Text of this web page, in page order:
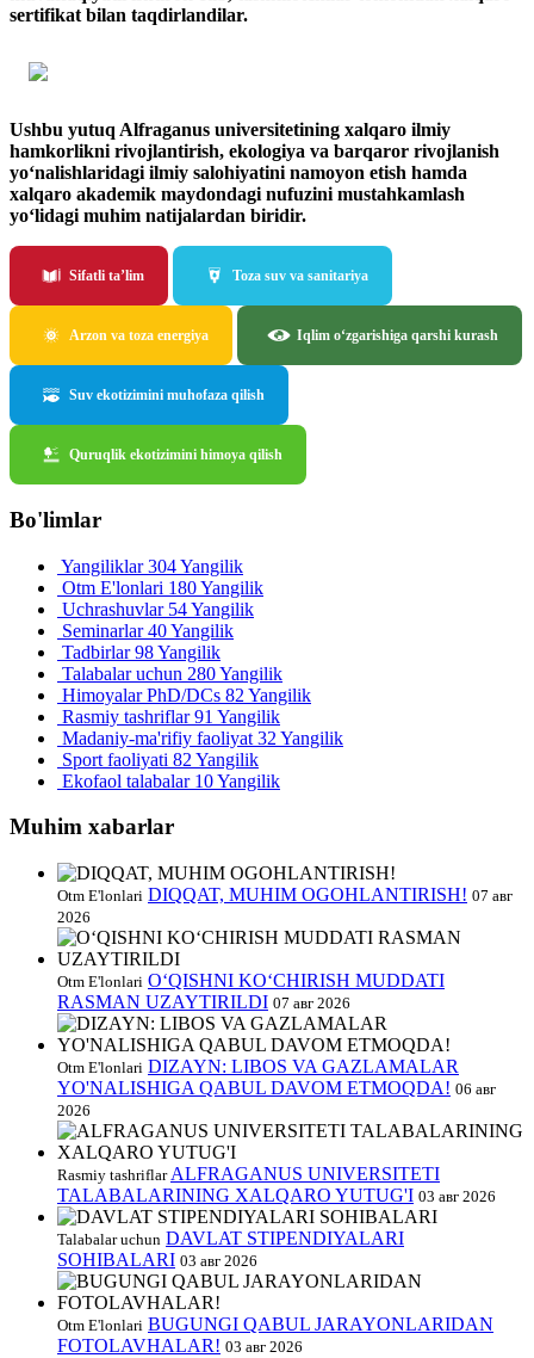
sertifikat bilan taqdirlandilar.
Ushbu yutuq Alfraganus universitetining xalqaro ilmiy
hamkorlikni rivojlantirish, ekologiya va barqaror rivojlanish
yo‘nalishlaridagi ilmiy salohiyatini namoyon etish hamda
xalqaro akademik maydondagi nufuzini mustahkamlash
yo‘lidagi muhim natijalardan biridir.
Sifatli ta’lim Toza suv va sanitariya
Arzon va toza energiya Iqlim o‘zgarishiga qarshi kurash
Suv ekotizimini muhofaza qilish
Quruqlik ekotizimini himoya qilish
Bo'limlar
Yangiliklar304 Yangilik
Otm E'lonlari 180 Yangilik
Uchrashuvlar 54 Yangilik
Seminarlar40 Yangilik
Tadbirlar98 Yangilik
Talabalar uchun 280 Yangilik
Himoyalar PhD/DCs 82 Yangilik
Rasmiy tashriflar91 Yangilik
Madaniy-ma'rifiy faoliyat 32 Yangilik
Sport faoliyati 82 Yangilik
Ekofaol talabalar 10 Yangilik
Muhim xabarlar
Otm E'lonlari DIQQAT, MUHIM OGOHLANTIRISH! 07 авг
2026
Otm E'lonlari O‘QISHNI KO‘CHIRISH MUDDATI
RASMAN UZAYTIRILDI 07 авг 2026
Otm E'lonlari DIZAYN: LIBOS VA GAZLAMALAR
YO'NALISHIGA QABUL DAVOM ETMOQDA! 06 авг
2026
Rasmiy tashriflar ALFRAGANUS UNIVERSITETI
TALABALARINING XALQARO YUTUG'I 03 авг 2026
Talabalar uchun DAVLAT STIPENDIYALARI
SOHIBALARI 03 авг 2026
Otm E'lonlari BUGUNGI QABUL JARAYONLARIDAN
FOTOLAVHALAR! 03 авг 2026